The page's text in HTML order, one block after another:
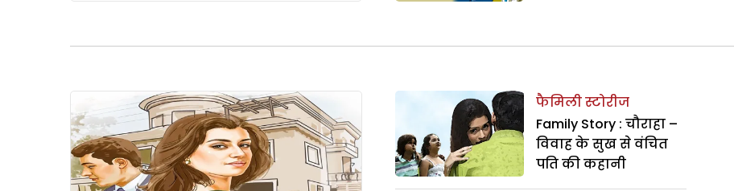
फैमिली स्टोरीज
Family Story : चौराहा –
विवाह के सुख से वंचित
पति की कहानी